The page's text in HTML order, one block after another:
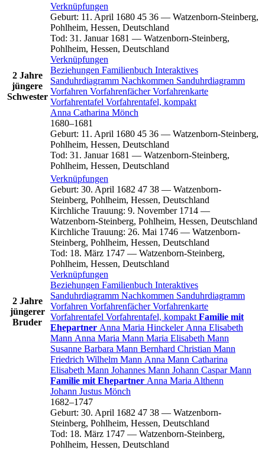
2 Jahre
jüngere
Schwester
Verknüpfungen
Geburt: 11. April 1680 45 36 — Watzenborn-Steinberg,
Pohlheim, Hessen, Deutschland
Tod: 31. Januar 1681 — Watzenborn-Steinberg,
Pohlheim, Hessen, Deutschland
Verknüpfungen
Beziehungen Familienbuch Interaktives
Sanduhrdiagramm Nachkommen Sanduhrdiagramm
Vorfahren VorfahrenfächerVorfahrenkarte
Vorfahrentafel Vorfahrentafel, kompakt
Anna Catharina Mönch
1680–1681
Geburt: 11. April 1680 45 36 — Watzenborn-Steinberg,
Pohlheim, Hessen, Deutschland
Tod: 31. Januar 1681 — Watzenborn-Steinberg,
Pohlheim, Hessen, Deutschland
2 Jahre
jüngerer
Bruder
Verknüpfungen
Geburt: 30. April 1682 47 38 — Watzenborn-
Steinberg, Pohlheim, Hessen, Deutschland
Kirchliche Trauung: 9. November 1714 —
Watzenborn-Steinberg, Pohlheim, Hessen, Deutschland
Kirchliche Trauung: 26. Mai 1746 — Watzenborn-
Steinberg, Pohlheim, Hessen, Deutschland
Tod: 18. März 1747 — Watzenborn-Steinberg,
Pohlheim, Hessen, Deutschland
Verknüpfungen
Beziehungen Familienbuch Interaktives
Sanduhrdiagramm Nachkommen Sanduhrdiagramm
Vorfahren VorfahrenfächerVorfahrenkarte
Vorfahrentafel Vorfahrentafel, kompakt Familie mit
Ehepartner Anna Maria Hinckeler Anna Elisabeth
Mann Anna Maria Mann Maria Elisabeth Mann
Susanne Barbara Mann Bernhard Christian Mann
Friedrich Wilhelm Mann Anna Mann Catharina
Elisabeth Mann Johannes Mann Johann CasparMann
Familie mit Ehepartner Anna Maria Althenn
Johann Justus Mönch
1682–1747
Geburt: 30. April 1682 47 38 — Watzenborn-
Steinberg, Pohlheim, Hessen, Deutschland
Tod: 18. März 1747 — Watzenborn-Steinberg,
Pohlheim, Hessen, Deutschland